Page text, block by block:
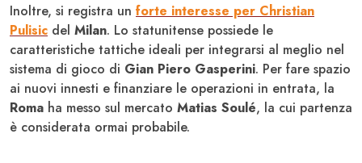
Inoltre, si registra un forte interesse per Christian
Pulisic del Milan. Lo statunitense possiede le
caratteristiche tattiche ideali per integrarsi al meglio nel
sistema di gioco di Gian Piero Gasperini. Per fare spazio
ai nuovi innesti e finanziare le operazioni in entrata, la
Roma ha messo sul mercato Matias Soulé, la cui partenza
è considerata ormai probabile.